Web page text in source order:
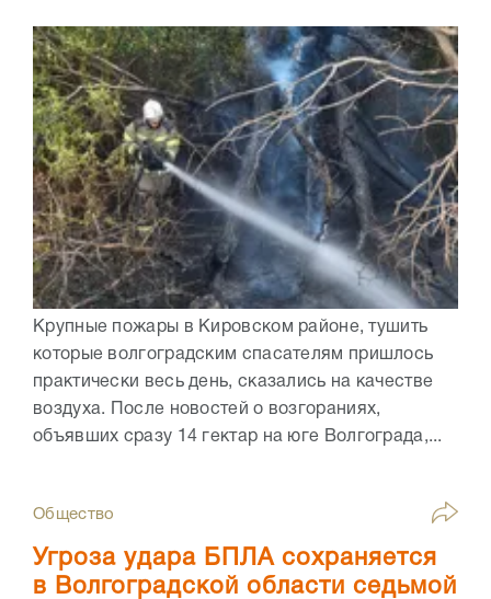
Крупные пожары в Кировском районе, тушить
которые волгоградским спасателям пришлось
практически весь день, сказались на качестве
воздуха. После новостей о возгораниях,
объявших сразу 14 гектар на юге Волгограда,...
Общество
Угроза удара БПЛА сохраняется
в Волгоградской области седьмой